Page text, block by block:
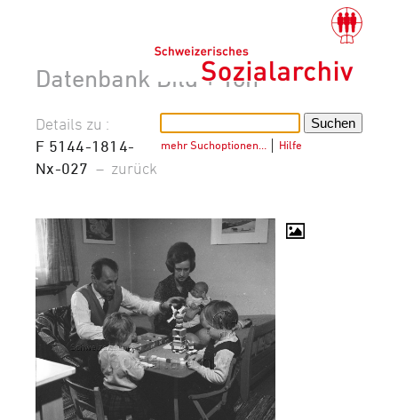
Datenbank Bild + Ton
mehr Suchoptionen… Hilfe
Details zu :
F 5144-1814-
Nx-027 – zurück